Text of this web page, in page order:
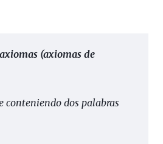
(axiomas de
conteniendo dos palabras